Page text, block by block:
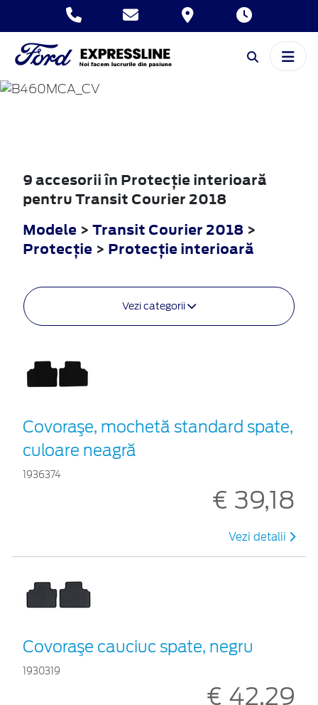
TRANSIT
COURIER
9 accesorii în Protecţie interioară
pentru Transit Courier 2018
Modele > Transit Courier 2018 >
Protecţie > Protecţie interioară
Vezi categorii
Covoraşe, mochetă standard spate,
culoare neagră
1936374
€ 39,18
Vezi detalii
Covoraşe cauciuc spate, negru
1930319
€ 42,29